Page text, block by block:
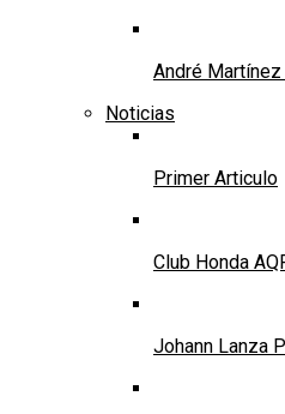
André
Noticias
Primer Articulo
Club Honda
Johann Lanza